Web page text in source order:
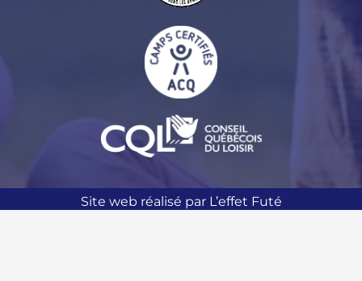
Site web réalisé par L’effet Futé